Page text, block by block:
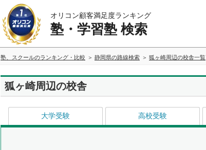
オリコン顧客満足度ランキング
塾・学習塾 検索
塾、スクールのランキング・比較 静岡県の路線検索 狐ヶ崎周辺の校舎一覧
狐ヶ崎周辺の校舎
大学受験 高校受験